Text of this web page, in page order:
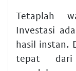
Tetaplah
Investasi
hasil instan.
tepat dari